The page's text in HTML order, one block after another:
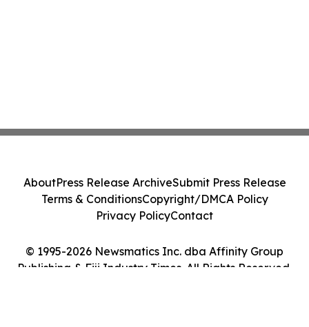
© 1995-2026 Newsmatics Inc. dba Affinity Group
Publishing & Fiji Industry Times. All Rights Reserved.
AboutPress Release ArchiveSubmit Press Release
Terms & ConditionsCopyright/DMCA Policy
Privacy PolicyContact